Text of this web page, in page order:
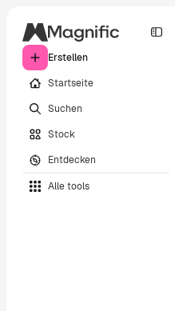
Erstellen
Startseite
Suchen
Stock
Entdecken
Alle tools